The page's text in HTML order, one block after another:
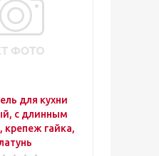
для кухни
с длинным
крепеж гайка,